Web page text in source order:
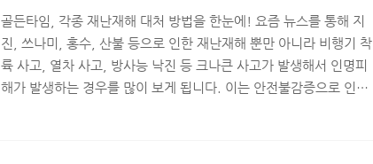
골든타임, 각종 재난재해 대처 방법을 한눈에! 요즘 뉴스를 통해 지
진, 쓰나미, 홍수, 산불 등으로 인한 재난재해 뿐만 아니라 비행기 착
륙 사고, 열차 사고, 방사능 낙진 등 크나큰 사고가 발생해서 인명피
해가 발생하는 경우를 많이 보게 됩니다. 이는 안전불감증으로 인해